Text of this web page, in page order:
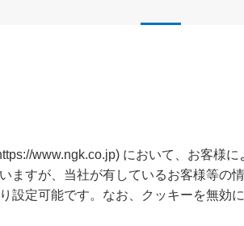
www.ngk.co.jp) において、お客様
ますが、当社が有しているお客様等
設定可能です。なお、クッキーを無効